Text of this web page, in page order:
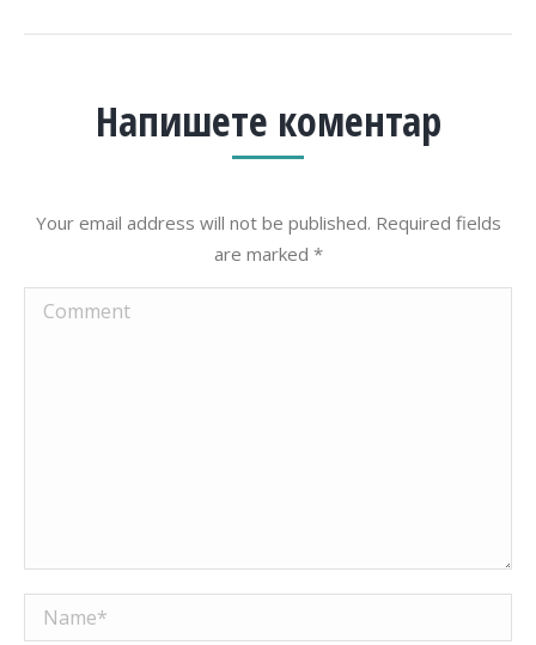
Напишете коментар
Your email address will not be published. Required fields
are marked *
Comment
Name *